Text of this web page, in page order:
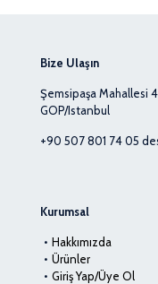
Bize Ulaşın
Şemsipaşa Mahallesi
GOP/Istanbul
+90 507 801 74 05
Kurumsal
Hakkımızda
Ürünler
Giriş Yap/Üye Ol